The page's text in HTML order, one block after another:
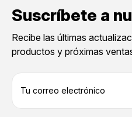
Suscríbete a
Recibe las últimas
productos y próximas